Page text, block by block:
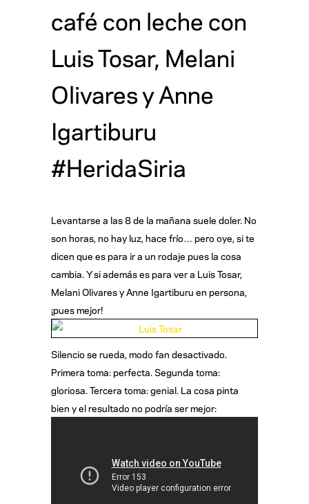
café con leche con
Luis Tosar, Melani
Olivares y Anne
Igartiburu
#HeridaSiria
Levantarse a las 8 de la mañana suele doler. No
son horas, no hay luz, hace frío… pero oye, si te
dicen que es para ir a un rodaje pues la cosa
cambia. Y si además es para ver a Luis Tosar,
Melani Olivares y Anne Igartiburu en persona,
¡pues mejor!
Silencio se rueda, modo fan desactivado.
Primera toma: perfecta. Segunda toma:
gloriosa. Tercera toma: genial. La cosa pinta
bien y el resultado no podría ser mejor: